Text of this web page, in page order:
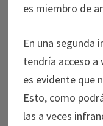
es miembro de
En una segunda
tendría acceso a
es evidente que
Esto, como
las a veces